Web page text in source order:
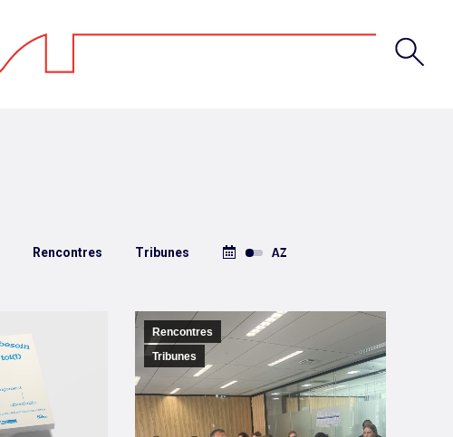
Rencontres Tribunes
Rencontres
Tribunes